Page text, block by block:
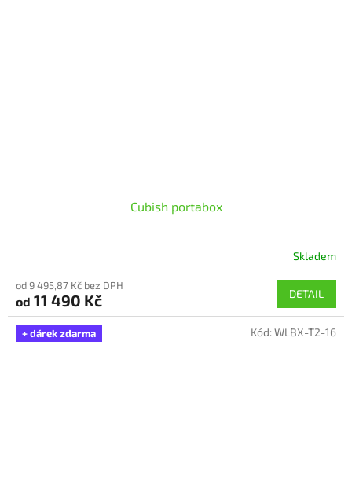
Cubish portabox
produktu
je
5,0
Skladem
od 9 495,87 Kč bez DPH
od 11 490 Kč DETAIL
+ dárek zdarma Kód:WLBX-T2-16